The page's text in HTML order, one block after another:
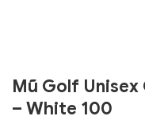
Mũ Golf
– White 100